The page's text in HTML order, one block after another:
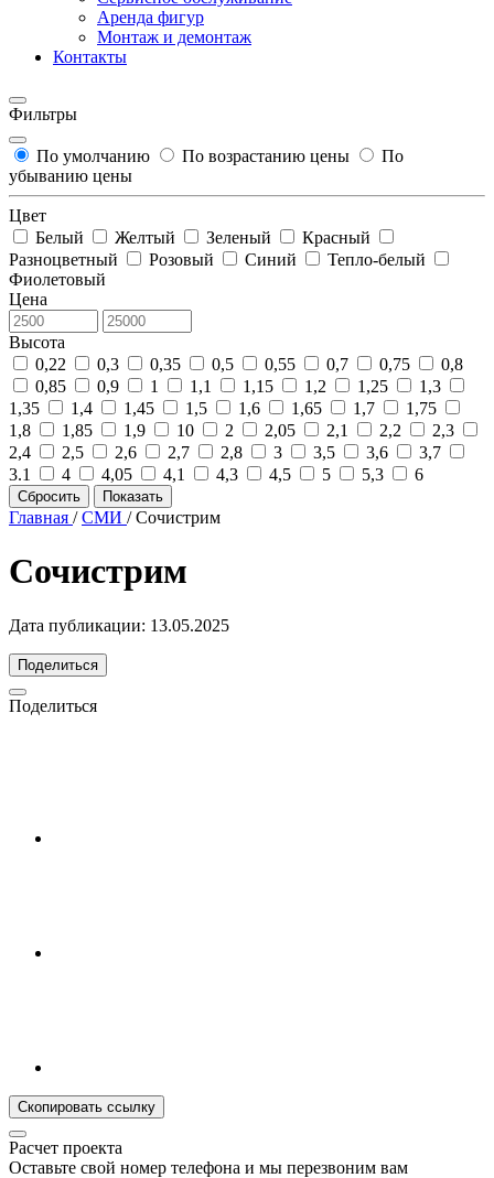
Аренда фигур
Монтаж и демонтаж
Контакты
Фильтры
По умолчанию По возрастанию цены
По
убыванию цены
Цвет
Белый
Желтый Зеленый
Красный
Разноцветный
Розовый Синий
Тепло-белый
Фиолетовый
Цена
Высота
0,22
0,3 0,35 0,5 0,55 0,7 0,75
0,8
0,85
0,9 1 1,1 1,15 1,2 1,25
1,3
1,35
1,4 1,45 1,5 1,6 1,65 1,7
1,75
1,8
1,85 1,9 10 2 2,05 2,1 2,2
2,3
2,4
2,5 2,6 2,7 2,8 3 3,5 3,6
3,7
3.1
4 4,05 4,1 4,3 4,5 5 5,3 6
Сбросить Показать
Главная /СМИ /Сочистрим
Сочистрим
Дата публикации: 13.05.2025
Поделиться
Поделиться
Скопировать ссылку
Расчет проекта
Оставьте свой номер телефона и мы перезвоним вам